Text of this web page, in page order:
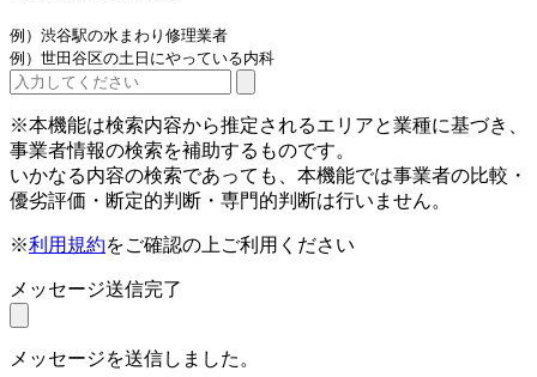
例）渋谷駅の水まわり修理業者
例）世田谷区の土日にやっている内科
※本機能は検索内容から推定されるエリアと業種に基づき、
事業者情報の検索を補助するものです。
いかなる内容の検索であっても、本機能では事業者の比較・
優劣評価・断定的判断・専門的判断は行いません。
※利用規約をご確認の上ご利用ください
メッセージ送信完了
メッセージを送信しました。